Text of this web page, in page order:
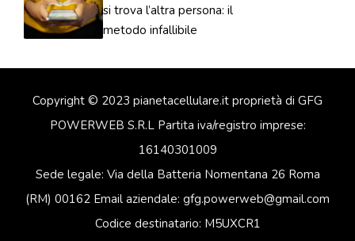
si trova l’altra persona: il
metodo infallibile
Copyright © 2023 pianetacellulare.it proprietà di GFG
POWERWEB S.R.L Partita iva/registro imprese:
16140301009
Sede legale: Via della Batteria Nomentana 26 Roma
(RM) 00162 Email aziendale: gfg.powerweb@gmail.com
Codice destinatario: M5UXCR1